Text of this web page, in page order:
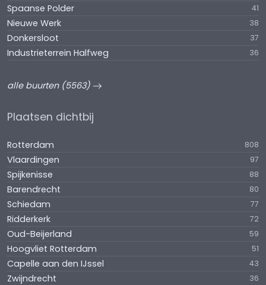
Spaanse Polder 41
Nieuwe Werk 38
Donkersloot 37
Industrieterrein Halfweg 36
alle buurten (5563)
Plaatsen dichtbij
Rotterdam 808
Vlaardingen 97
Spijkenisse 88
Barendrecht 80
Schiedam 77
Ridderkerk 72
Oud-Beijerland 59
Hoogvliet Rotterdam 51
Capelle aan den IJssel 43
Zwijndrecht 36